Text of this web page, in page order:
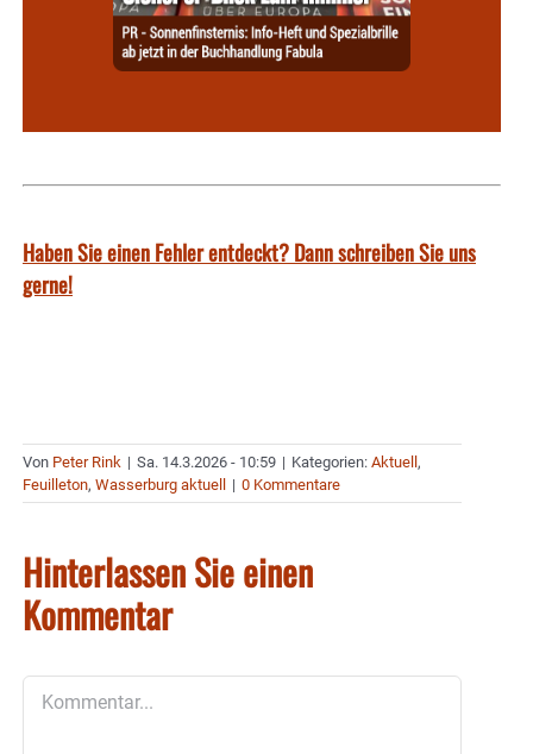
Haben Sie einen Fehler entdeckt? Dann schreiben Sie uns
gerne!
Von Peter Rink | Sa. 14.3.2026 - 10:59 | Kategorien: Aktuell,
Feuilleton, Wasserburg aktuell | 0 Kommentare
Hinterlassen Sie einen
Kommentar